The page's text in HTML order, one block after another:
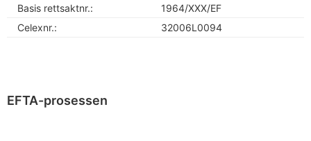
Basis rettsaktnr.:
1964/XXX/EF
Celexnr.:
32006L0094
EFTA-prosessen